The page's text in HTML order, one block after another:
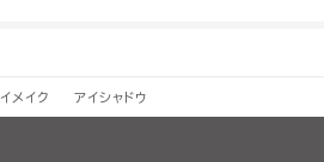
メイク アイシャドウ